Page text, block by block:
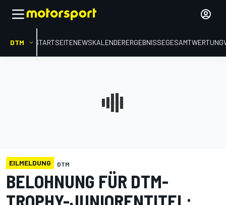
DTM STARTSEITENEWSKALENDERERGEBNISSEGESAMTWERTUNG
EILMELDUNG DTM
BELOHNUNG FÜR DTM-